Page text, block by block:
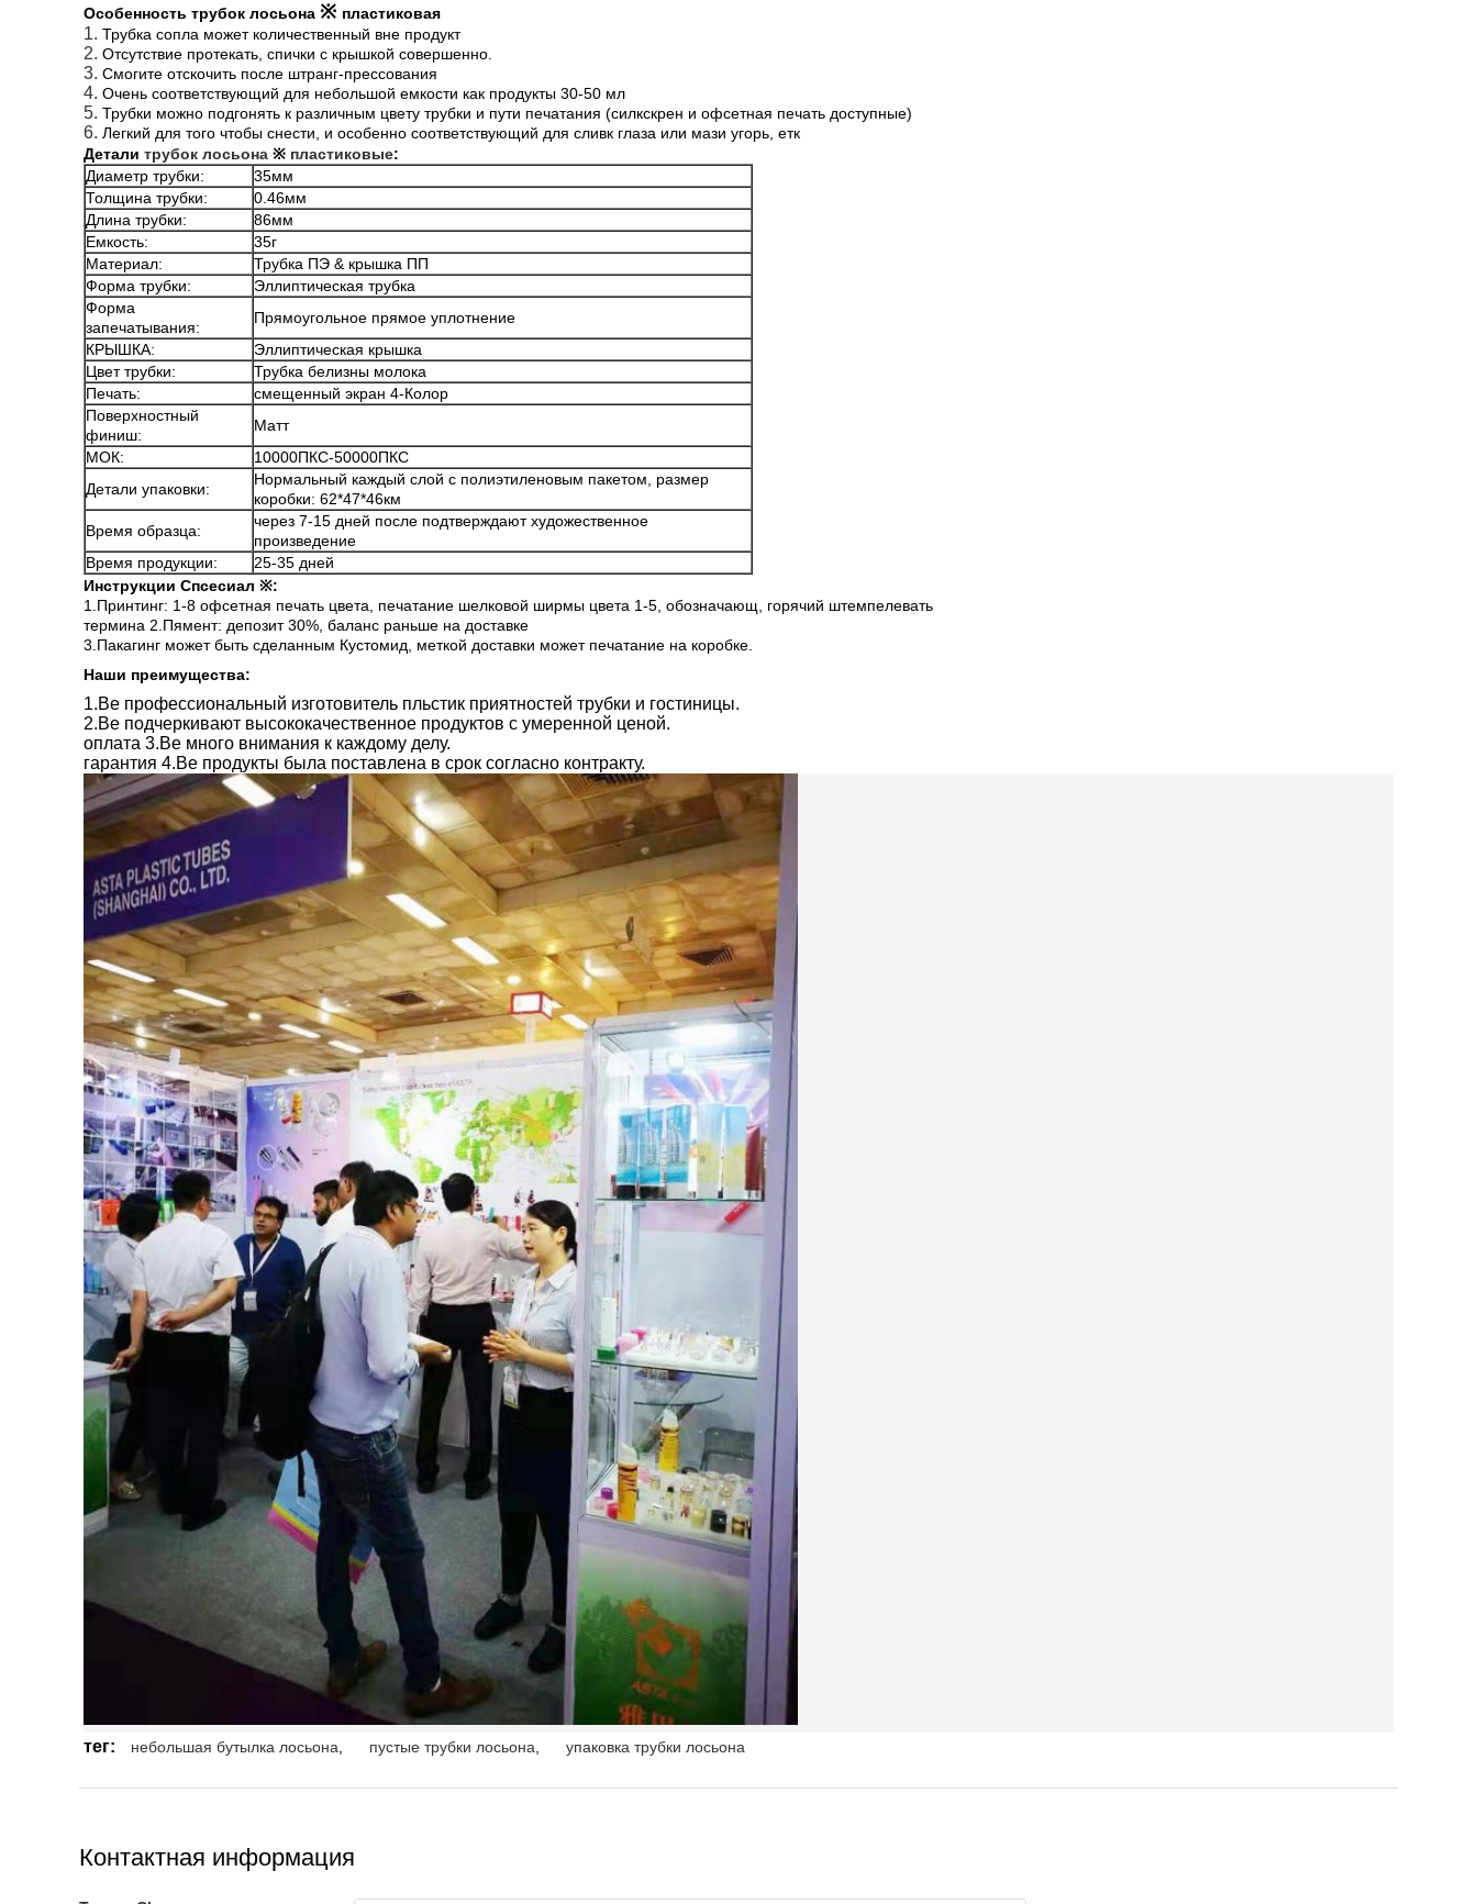
Особенность трубок лосьона ※ пластиковая
1. Трубка сопла может количественный вне продукт
2. Отсутствие протекать, спички с крышкой совершенно.
3. Смогите отскочить после штранг-прессования
4. Очень соответствующий для небольшой емкости как продукты 30-50 мл
5. Трубки можно подгонять к различным цвету трубки и пути печатания (силкскрен и офсетная печать доступные)
6. Легкий для того чтобы снести, и особенно соответствующий для сливк глаза или мази угорь, етк
Детали трубок лосьона ※ пластиковые:
Диаметр трубки:
35мм
Толщина трубки:
0.46мм
Длина трубки:
86мм
Емкость:
35г
Материал:
Трубка ПЭ & крышка ПП
Форма трубки:
Эллиптическая трубка
Форма
запечатывания:
Прямоугольное прямое уплотнение
КРЫШКА:
Эллиптическая крышка
Цвет трубки:
Трубка белизны молока
Печать:
смещенный экран 4-Колор
Поверхностный
финиш:
Матт
МОК:
10000ПКС-50000ПКС
Детали упаковки:
Нормальный каждый слой с полиэтиленовым пакетом, размер
коробки: 62*47*46км
Время образца:
через 7-15 дней после подтверждают художественное
произведение
Время продукции:
25-35 дней
Инструкции Спсесиал ※:
1.Принтинг: 1-8 офсетная печать цвета, печатание шелковой ширмы цвета 1-5, обозначающ, горячий штемпелевать
термина 2.Пямент: депозит 30%, баланс раньше на доставке
3.Пакагинг может быть сделанным Кустомид, меткой доставки может печатание на коробке.
Наши преимущества:
1.Ве профессиональный изготовитель пльстик приятностей трубки и гостиницы.
2.Ве подчеркивают высококачественное продуктов с умеренной ценой.
оплата 3.Ве много внимания к каждому делу.
гарантия 4.Ве продукты была поставлена в срок согласно контракту.
тег: небольшая бутылка лосьона пустые трубки лосьона упаковка трубки лосьона
Контактная информация